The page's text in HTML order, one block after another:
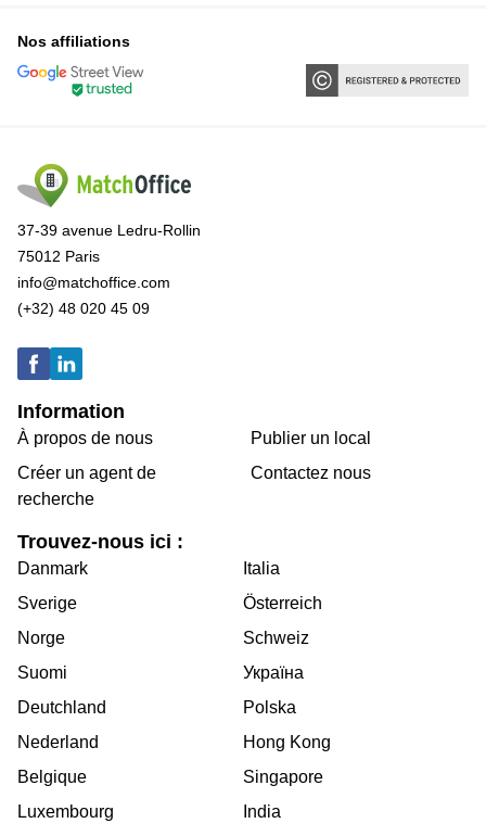
Nos affiliations
37-39 avenue Ledru-Rollin
75012 Paris
info@matchoffice.com
(+32) 48 020 45 09
Information
À propos de nous
Créer un agent de
recherche
Publier un local
Contactez nous
Trouvez-nous ici :
Danmark
Sverige
Norge
Suomi
Deutchland
Nederland
Belgique
Luxembourg
Italia
Österreich
Schweiz
Україна
Polska
Hong Kong
Singapore
India